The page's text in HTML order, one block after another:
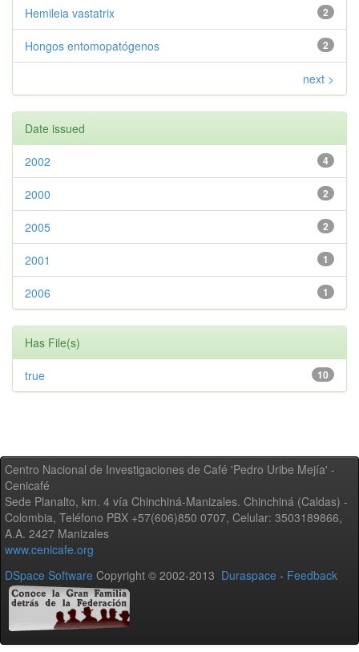
2
Hemileia vastatrix
2
Hongos entomopatógenos
next >
Date issued
4
2002
2
2000
2
2005
1
2001
1
2006
Has File(s)
10
true
Centro Nacional de Investigaciones de Café 'Pedro Uribe Mejía' -
Cenicafé
Sede Planalto, km. 4 vía Chinchiná-Manizales. Chinchiná (Caldas) -
Colombia, Teléfono PBX +57(606)850 0707, Celular: 3503189866,
A.A. 2427 Manizales
www.cenicafe.org
DSpace Software Copyright © 2002-2013 Duraspace - Feedback